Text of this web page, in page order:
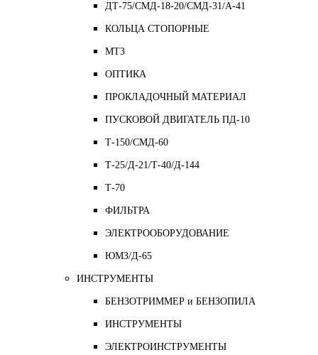
ДТ-75/СМД-18-20/СМД-31/A-41
КОЛЬЦА СТОПОРНЫЕ
МТЗ
ОПТИКА
ПРОКЛАДОЧНЫЙ МАТЕРИАЛ
ПУСКОВОЙ ДВИГАТЕЛЬ ПД-10
Т-150/СМД-60
Т-25/Д-21/Т-40/Д-144
Т-70
ФИЛЬТРА
ЭЛЕКТРООБОРУДОВАНИЕ
ЮМЗ/Д-65
ИНСТРУМЕНТЫ
БЕНЗОТРИММЕР и БЕНЗОПИЛА
ИНСТРУМЕНТЫ
ЭЛЕКТРОИНСТРУМЕНТЫ